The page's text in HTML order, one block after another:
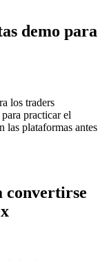
demo para
los traders
practicar el
las plataformas antes
convertirse